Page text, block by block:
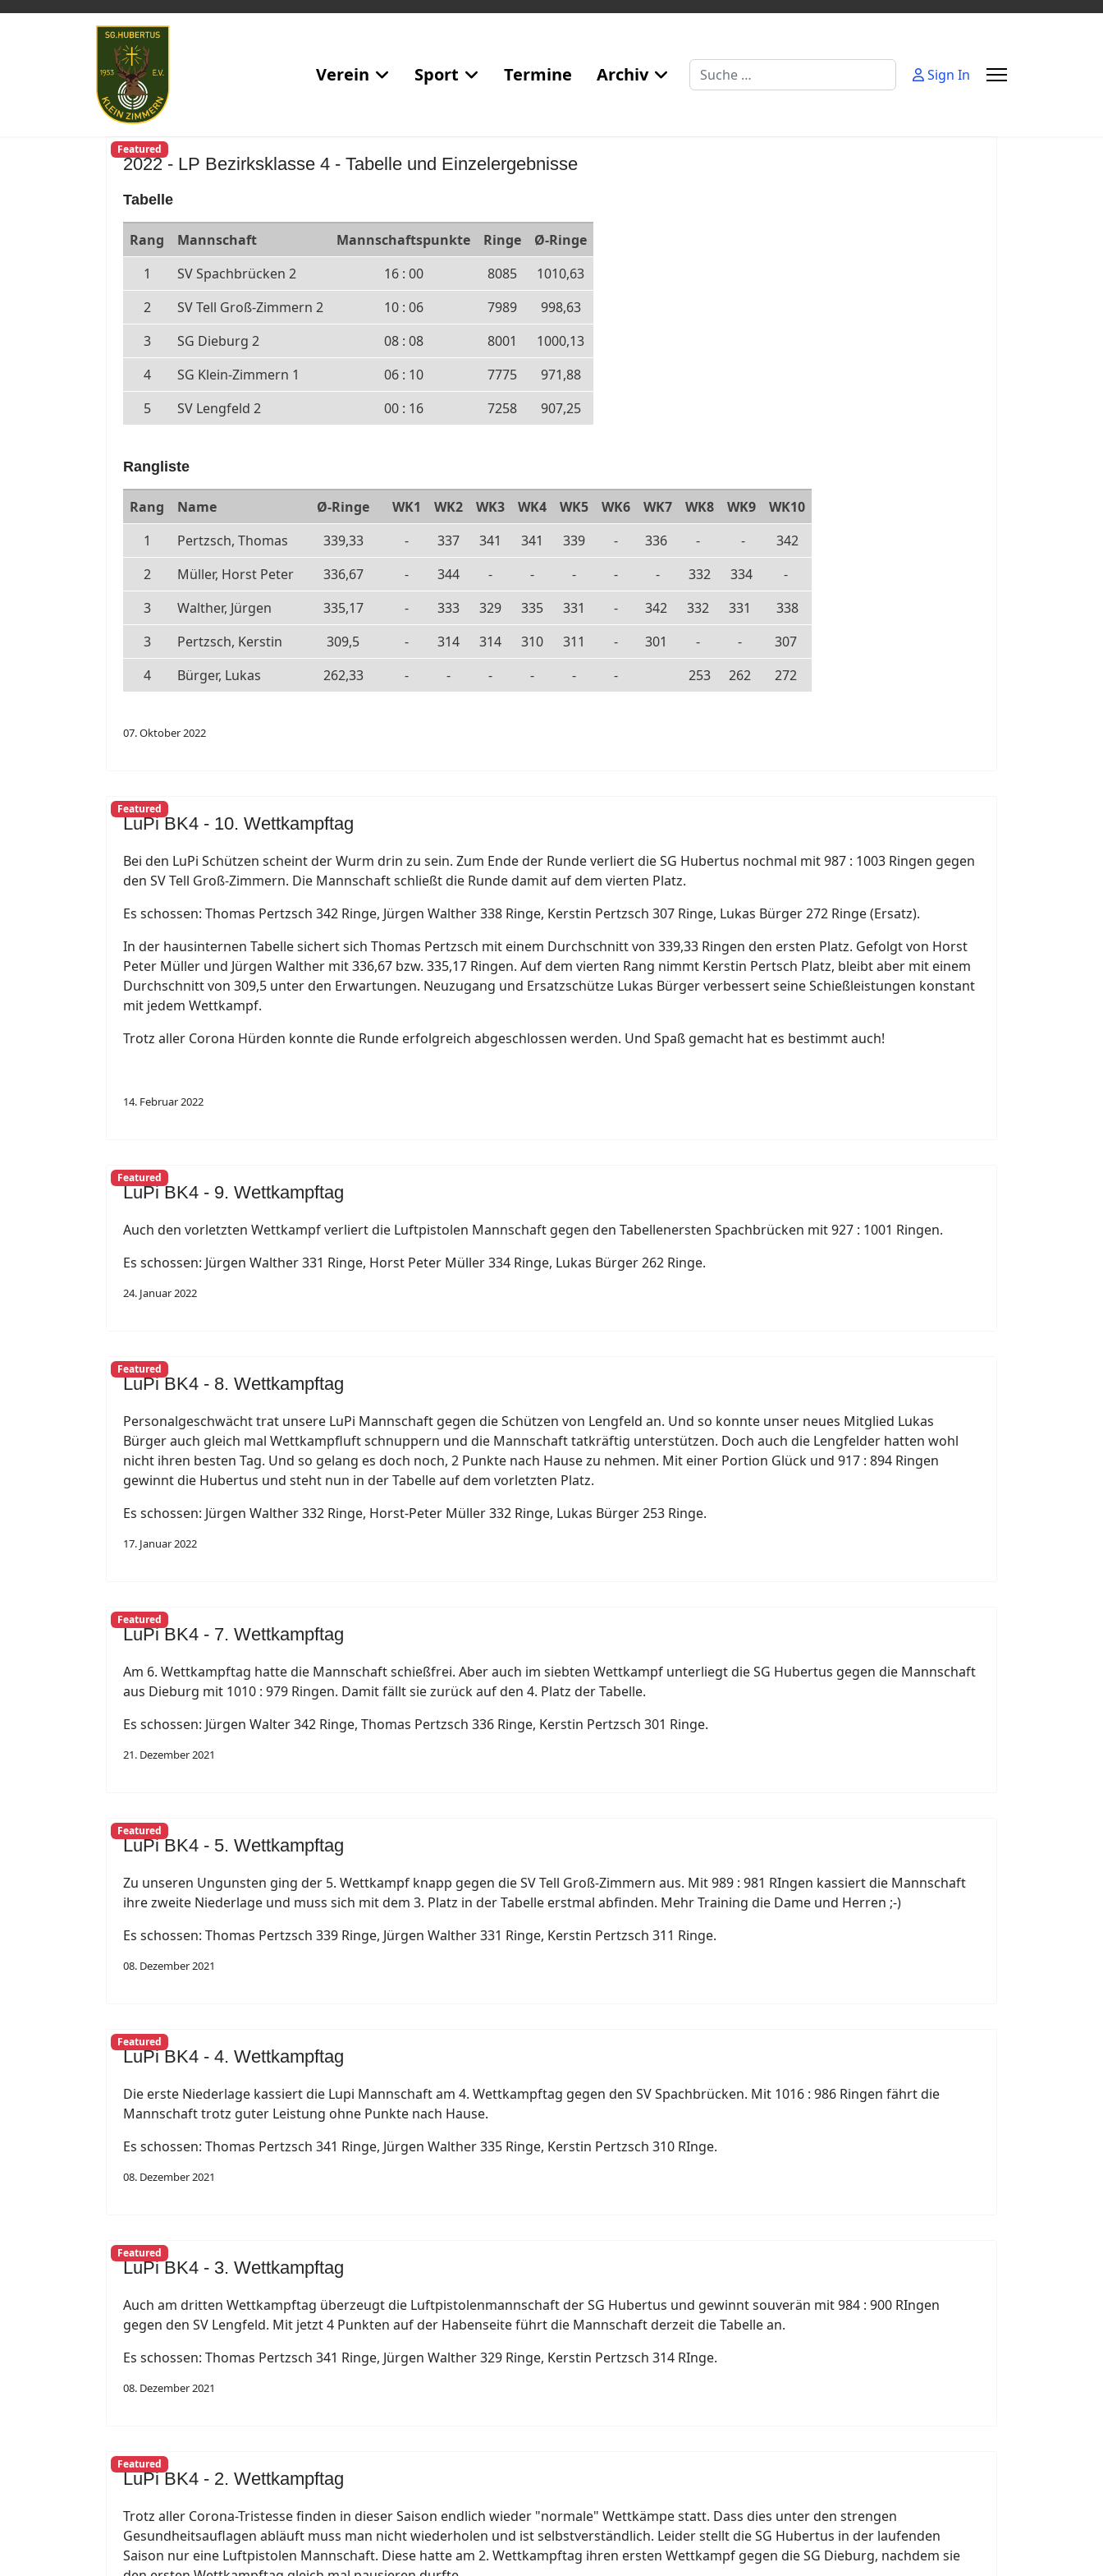
Verein Sport Termine Archiv Suchen Sign In
Featured
2022 - LP Bezirksklasse 4 - Tabelle und Einzelergebnisse
Tabelle
Rang Mannschaft Mannschaftspunkte Ringe
Ø-Ringe
1
SV Spachbrücken 2 16 : 00 8085
1010,63
2
SV Tell Groß-Zimmern 2 10 : 06 7989
998,63
3
SG Dieburg 2 08 : 08 8001
1000,13
4
SG Klein-Zimmern 1 06 : 10 7775
971,88
5
SV Lengfeld 2 00 : 16 7258 907,25
Rangliste
Rang Name Ø-Ringe WK1 WK2 WK3 WK4 WK5 WK6 WK7 WK8 WK9
WK10
1
Pertzsch, Thomas 339,33 - 337 341 341 339 - 336 - -
342
2
Müller, Horst Peter 336,67 - 344 - - - - - 332 334
-
3
Walther, Jürgen 335,17 - 333 329 335 331 - 342 332 331
338
3
Pertzsch, Kerstin 309,5 - 314 314 310 311 - 301 - -
307
4
Bürger, Lukas 262,33 - - - - - - 253 262 272
07. Oktober 2022
Featured
LuPi BK4 - 10. Wettkampftag
Bei den LuPi Schützen scheint der Wurm drin zu sein. Zum Ende der Runde verliert die SG Hubertus nochmal mit 987 : 1003 Ringen gegen
den SV Tell Groß-Zimmern. Die Mannschaft schließt die Runde damit auf dem vierten Platz.
Es schossen: Thomas Pertzsch 342 Ringe, Jürgen Walther 338 Ringe, Kerstin Pertzsch 307 Ringe, Lukas Bürger 272 Ringe (Ersatz).
In der hausinternen Tabelle sichert sich Thomas Pertzsch mit einem Durchschnitt von 339,33 Ringen den ersten Platz. Gefolgt von Horst
Peter Müller und Jürgen Walther mit 336,67 bzw. 335,17 Ringen. Auf dem vierten Rang nimmt Kerstin Pertsch Platz, bleibt aber mit einem
Durchschnitt von 309,5 unter den Erwartungen. Neuzugang und Ersatzschütze Lukas Bürger verbessert seine Schießleistungen konstant
mit jedem Wettkampf.
Trotz aller Corona Hürden konnte die Runde erfolgreich abgeschlossen werden. Und Spaß gemacht hat es bestimmt auch!
14. Februar 2022
Featured
LuPi BK4 - 9. Wettkampftag
Auch den vorletzten Wettkampf verliert die Luftpistolen Mannschaft gegen den Tabellenersten Spachbrücken mit 927 : 1001 Ringen.
Es schossen: Jürgen Walther 331 Ringe, Horst Peter Müller 334 Ringe, Lukas Bürger 262 Ringe.
24. Januar 2022
Featured
LuPi BK4 - 8. Wettkampftag
Personalgeschwächt trat unsere LuPi Mannschaft gegen die Schützen von Lengfeld an. Und so konnte unser neues Mitglied Lukas
Bürger auch gleich mal Wettkampfluft schnuppern und die Mannschaft tatkräftig unterstützen. Doch auch die Lengfelder hatten wohl
nicht ihren besten Tag. Und so gelang es doch noch, 2 Punkte nach Hause zu nehmen. Mit einer Portion Glück und 917 : 894 Ringen
gewinnt die Hubertus und steht nun in der Tabelle auf dem vorletzten Platz.
Es schossen: Jürgen Walther 332 Ringe, Horst-Peter Müller 332 Ringe, Lukas Bürger 253 Ringe.
17. Januar 2022
Featured
LuPi BK4 - 7. Wettkampftag
Am 6. Wettkampftag hatte die Mannschaft schießfrei. Aber auch im siebten Wettkampf unterliegt die SG Hubertus gegen die Mannschaft
aus Dieburg mit 1010 : 979 Ringen. Damit fällt sie zurück auf den 4. Platz der Tabelle.
Es schossen: Jürgen Walter 342 Ringe, Thomas Pertzsch 336 Ringe, Kerstin Pertzsch 301 Ringe.
21. Dezember 2021
Featured
LuPi BK4 - 5. Wettkampftag
Zu unseren Ungunsten ging der 5. Wettkampf knapp gegen die SV Tell Groß-Zimmern aus. Mit 989 : 981 RIngen kassiert die Mannschaft
ihre zweite Niederlage und muss sich mit dem 3. Platz in der Tabelle erstmal abfinden. Mehr Training die Dame und Herren ;-)
Es schossen: Thomas Pertzsch 339 Ringe, Jürgen Walther 331 Ringe, Kerstin Pertzsch 311 Ringe.
08. Dezember 2021
Featured
LuPi BK4 - 4. Wettkampftag
Die erste Niederlage kassiert die Lupi Mannschaft am 4. Wettkampftag gegen den SV Spachbrücken. Mit 1016 : 986 Ringen fährt die
Mannschaft trotz guter Leistung ohne Punkte nach Hause.
Es schossen: Thomas Pertzsch 341 Ringe, Jürgen Walther 335 Ringe, Kerstin Pertzsch 310 RInge.
08. Dezember 2021
Featured
LuPi BK4 - 3. Wettkampftag
Auch am dritten Wettkampftag überzeugt die Luftpistolenmannschaft der SG Hubertus und gewinnt souverän mit 984 : 900 RIngen
gegen den SV Lengfeld. Mit jetzt 4 Punkten auf der Habenseite führt die Mannschaft derzeit die Tabelle an.
Es schossen: Thomas Pertzsch 341 Ringe, Jürgen Walther 329 Ringe, Kerstin Pertzsch 314 RInge.
08. Dezember 2021
Featured
LuPi BK4 - 2. Wettkampftag
Trotz aller Corona-Tristesse finden in dieser Saison endlich wieder "normale" Wettkämpe statt. Dass dies unter den strengen
Gesundheitsauflagen abläuft muss man nicht wiederholen und ist selbstverständlich. Leider stellt die SG Hubertus in der laufenden
Saison nur eine Luftpistolen Mannschaft. Diese hatte am 2. Wettkampftag ihren ersten Wettkampf gegen die SG Dieburg, nachdem sie